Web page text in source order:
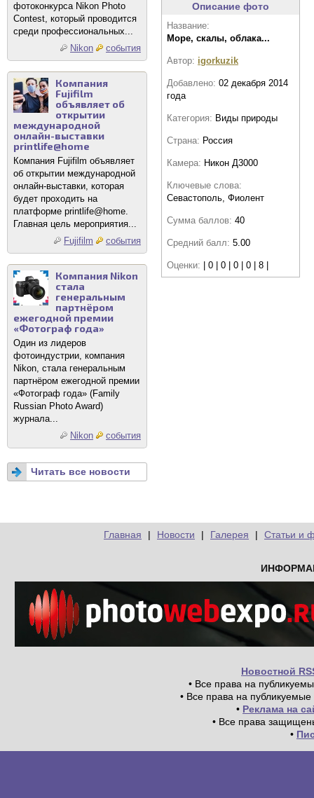
фотоконкурса Nikon Photo
Contest, который проводится
среди профессиональных...
Nikon
события
Компания
Fujifilm
объявляет об
открытии
международной
онлайн-выставки
printlife@home
Компания Fujifilm объявляет
об открытии международной
онлайн-выставки, которая
будет проходить на
платформе printlife@home.
Главная цель мероприятия...
Fujifilm
события
Компания Nikon
стала
генеральным
партнёром
ежегодной премии
«Фотограф года»
Один из лидеров
фотоиндустрии, компания
Nikon, стала генеральным
партнёром ежегодной премии
«Фотограф года» (Family
Russian Photo Award)
журнала...
Nikon
события
Читать все новости
Описание фото
Название:
Море, скалы, облака...
Автор: igorkuzik
Добавлено: 02 декабря 2014
года
Категория: Виды природы
Страна: Россия
Камера: Никон Д3000
Ключевые слова:
Севастополь, Фиолент
Сумма баллов: 40
Средний балл: 5.00
Оценки: | 0 | 0 | 0 | 0 | 8 |
Главная | Новости | Галерея | Статьи и
Новостной
• Все права на
• Все права на
• Реклама на
• Все права
•